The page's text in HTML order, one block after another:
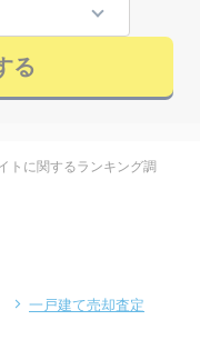
る
トに関するランキング調
一戸建て売却査定